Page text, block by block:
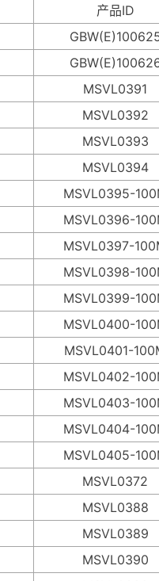
产品ID
MSVL0391
MSVL0392
MSVL0393
MSVL0394
MSVL0395-
MSVL0396-
MSVL0397-
MSVL0398-
MSVL0399-
MSVL0400-
MSVL0401-
MSVL0402-
MSVL0403-
MSVL0404-
MSVL0405-
MSVL0372
MSVL0388
MSVL0389
MSVL0390